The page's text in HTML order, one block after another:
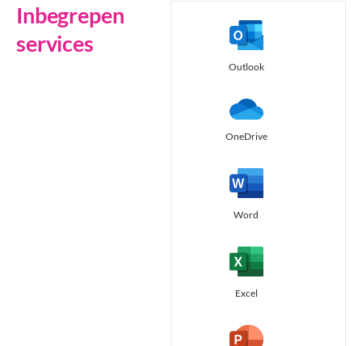
Inbegrepen
services
Outlook
OneDrive
Word
Excel